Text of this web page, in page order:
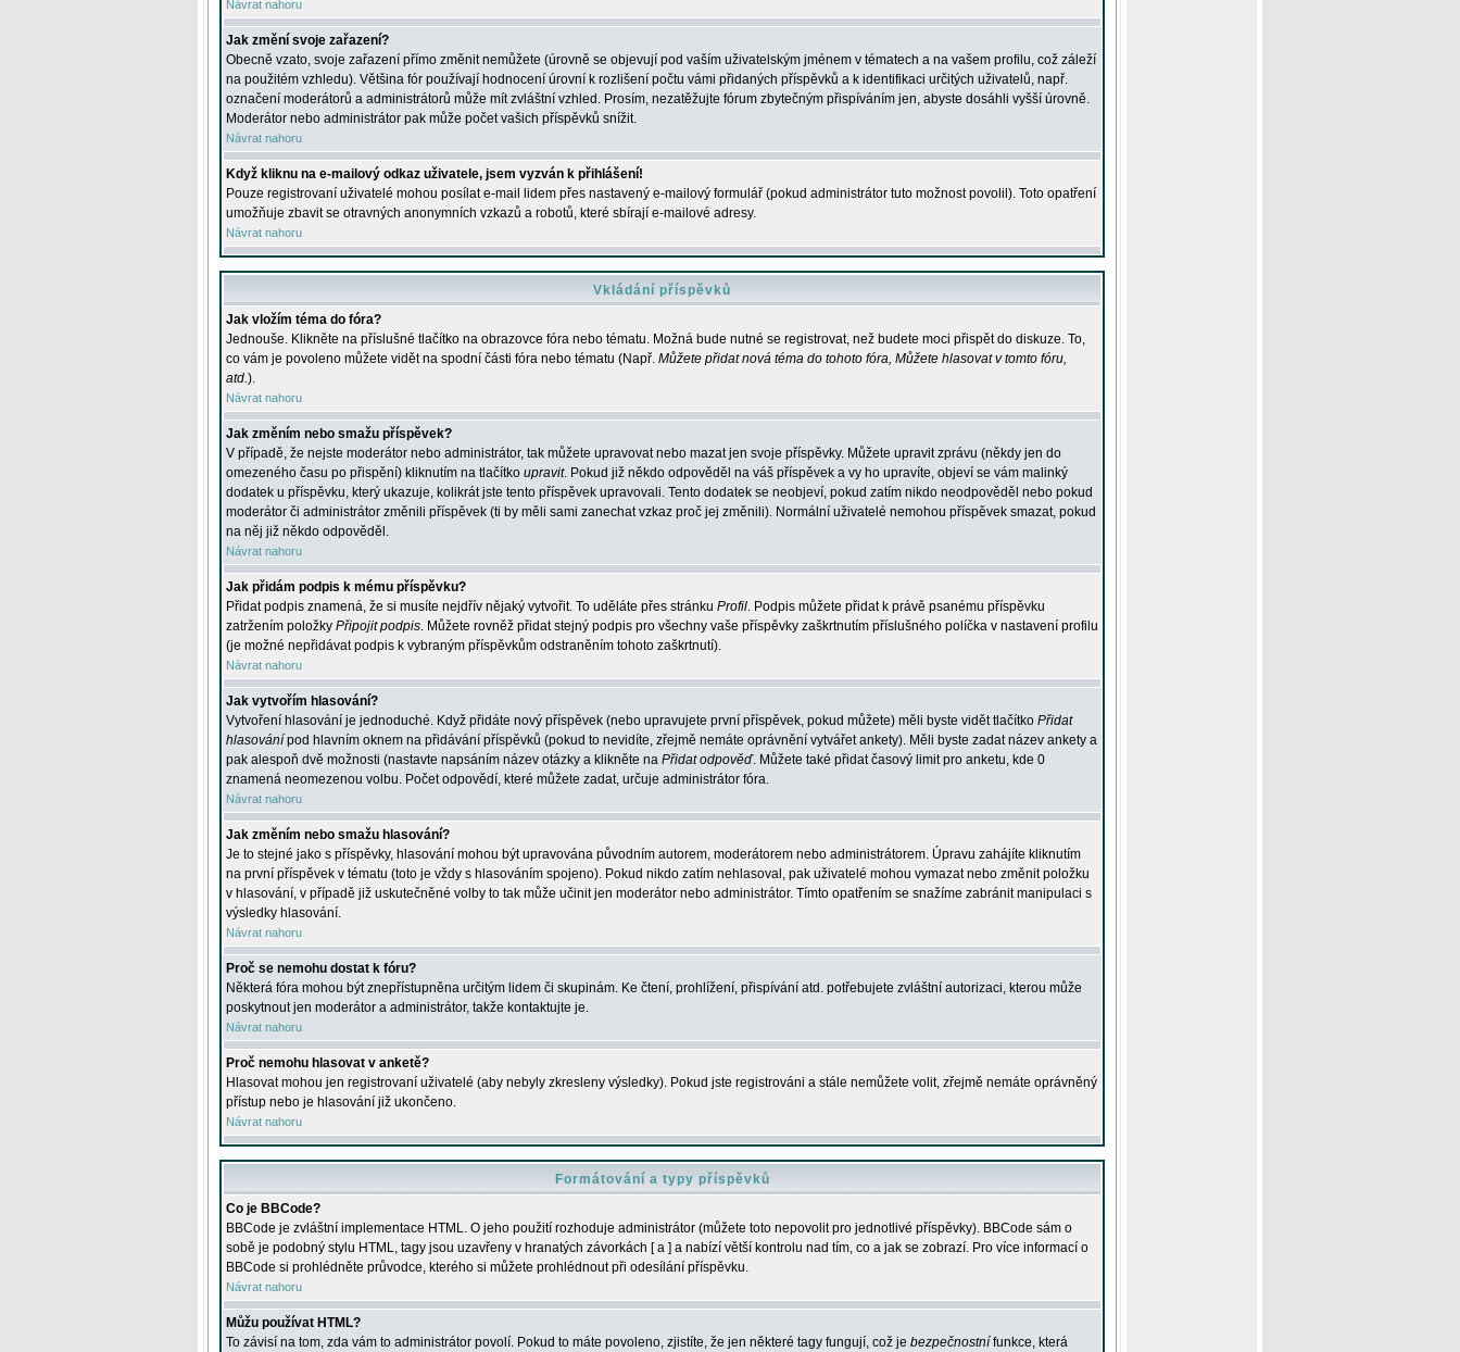
Návrat nahoru
Jak změní svoje zařazení?
Obecně vzato, svoje zařazení přímo změnit nemůžete (úrovně se objevují pod vaším uživatelským jménem v tématech a na vašem profilu, což záleží
na použitém vzhledu). Většina fór používají hodnocení úrovní k rozlišení počtu vámi přidaných příspěvků a k identifikaci určitých uživatelů, např.
označení moderátorů a administrátorů může mít zvláštní vzhled. Prosím, nezatěžujte fórum zbytečným přispíváním jen, abyste dosáhli vyšší úrovně.
Moderátor nebo administrátor pak může počet vašich příspěvků snížit.
Návrat nahoru
Když kliknu na e-mailový odkaz uživatele, jsem vyzván k přihlášení!
Pouze registrovaní uživatelé mohou posílat e-mail lidem přes nastavený e-mailový formulář (pokud administrátor tuto možnost povolil). Toto opatření
umožňuje zbavit se otravných anonymních vzkazů a robotů, které sbírají e-mailové adresy.
Návrat nahoru
Vkládání příspěvků
Jak vložím téma do fóra?
Jednouše. Klikněte na příslušné tlačítko na obrazovce fóra nebo tématu. Možná bude nutné se registrovat, než budete moci přispět do diskuze. To,
co vám je povoleno můžete vidět na spodní části fóra nebo tématu (Např. Můžete přidat nová téma do tohoto fóra, Můžete hlasovat v tomto fóru,
atd.).
Návrat nahoru
Jak změním nebo smažu příspěvek?
V případě, že nejste moderátor nebo administrátor, tak můžete upravovat nebo mazat jen svoje příspěvky. Můžete upravit zprávu (někdy jen do
omezeného času po přispění) kliknutím na tlačítko upravit. Pokud již někdo odpověděl na váš příspěvek a vy ho upravíte, objeví se vám malinký
dodatek u příspěvku, který ukazuje, kolikrát jste tento příspěvek upravovali. Tento dodatek se neobjeví, pokud zatím nikdo neodpověděl nebo pokud
moderátor či administrátor změnili příspěvek (ti by měli sami zanechat vzkaz proč jej změnili). Normální uživatelé nemohou příspěvek smazat, pokud
na něj již někdo odpověděl.
Návrat nahoru
Jak přidám podpis k mému příspěvku?
Přidat podpis znamená, že si musíte nejdřív nějaký vytvořit. To uděláte přes stránku Profil. Podpis můžete přidat k právě psanému příspěvku
zatržením položky Připojit podpis. Můžete rovněž přidat stejný podpis pro všechny vaše příspěvky zaškrtnutím příslušného políčka v nastavení profilu
(je možné nepřidávat podpis k vybraným příspěvkům odstraněním tohoto zaškrtnutí).
Návrat nahoru
Jak vytvořím hlasování?
Vytvoření hlasování je jednoduché. Když přidáte nový příspěvek (nebo upravujete první příspěvek, pokud můžete) měli byste vidět tlačítko Přidat
hlasování pod hlavním oknem na přidávání příspěvků (pokud to nevidíte, zřejmě nemáte oprávnění vytvářet ankety). Měli byste zadat název ankety a
pak alespoň dvě možnosti (nastavte napsáním název otázky a klikněte na Přidat odpověď. Můžete také přidat časový limit pro anketu, kde 0
znamená neomezenou volbu. Počet odpovědí, které můžete zadat, určuje administrátor fóra.
Návrat nahoru
Jak změním nebo smažu hlasování?
Je to stejné jako s příspěvky, hlasování mohou být upravována původním autorem, moderátorem nebo administrátorem. Úpravu zahájíte kliknutím
na první příspěvek v tématu (toto je vždy s hlasováním spojeno). Pokud nikdo zatím nehlasoval, pak uživatelé mohou vymazat nebo změnit položku
v hlasování, v případě již uskutečněné volby to tak může učinit jen moderátor nebo administrátor. Tímto opatřením se snažíme zabránit manipulaci s
výsledky hlasování.
Návrat nahoru
Proč se nemohu dostat k fóru?
Některá fóra mohou být znepřístupněna určitým lidem či skupinám. Ke čtení, prohlížení, přispívání atd. potřebujete zvláštní autorizaci, kterou může
poskytnout jen moderátor a administrátor, takže kontaktujte je.
Návrat nahoru
Proč nemohu hlasovat v anketě?
Hlasovat mohou jen registrovaní uživatelé (aby nebyly zkresleny výsledky). Pokud jste registrováni a stále nemůžete volit, zřejmě nemáte oprávněný
přístup nebo je hlasování již ukončeno.
Návrat nahoru
Formátování a typy příspěvků
Co je BBCode?
BBCode je zvláštní implementace HTML. O jeho použití rozhoduje administrátor (můžete toto nepovolit pro jednotlivé příspěvky). BBCode sám o
sobě je podobný stylu HTML, tagy jsou uzavřeny v hranatých závorkách [ a ] a nabízí větší kontrolu nad tím, co a jak se zobrazí. Pro více informací o
BBCode si prohlédněte průvodce, kterého si můžete prohlédnout při odesílání příspěvku.
Návrat nahoru
Můžu používat HTML?
To závisí na tom, zda vám to administrátor povolí. Pokud to máte povoleno, zjistíte, že jen některé tagy fungují, což je bezpečnostní funkce, která